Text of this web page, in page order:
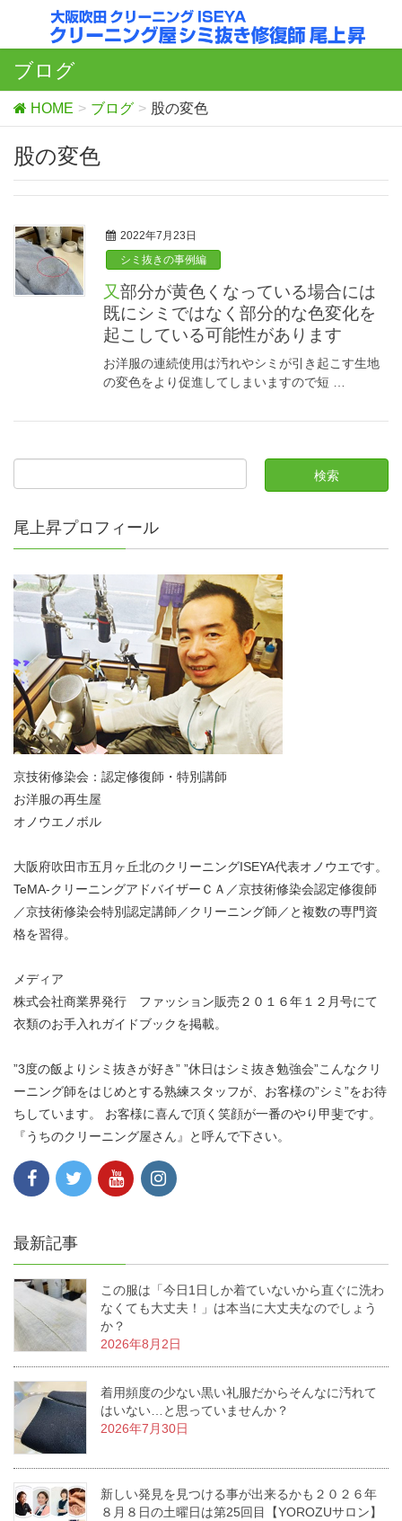
ブログ
HOME ブログ 股の変色
股の変色
2022年7月23日
シミ抜きの事例編
又部分が黄色くなっている場合には
既にシミではなく部分的な色変化を
起こしている可能性があります
お洋服の連続使用は汚れやシミが引き起こす生地
の変色をより促進してしまいますので短 …
尾上昇プロフィール
京技術修染会：認定修復師・特別講師
お洋服の再生屋
オノウエノボル
大阪府吹田市五月ヶ丘北のクリーニングISEYA代表オノウエです。
TeMA-クリーニングアドバイザーＣＡ／京技術修染会認定修復師
／京技術修染会特別認定講師／クリーニング師／と複数の専門資
格を習得。
メディア
株式会社商業界発行 ファッション販売２０１６年１２月号にて
衣類のお手入れガイドブックを掲載。
”3度の飯よりシミ抜きが好き” ”休日はシミ抜き勉強会”こんなクリ
ーニング師をはじめとする熟練スタッフが、お客様の”シミ”をお待
ちしています。 お客様に喜んで頂く笑顔が一番のやり甲斐です。
『うちのクリーニング屋さん』と呼んで下さい。
最新記事
この服は「今日1日しか着ていないから直ぐに洗わ
なくても大丈夫！」は本当に大丈夫なのでしょう
か？
2026年8月2日
着用頻度の少ない黒い礼服だからそんなに汚れて
はいない…と思っていませんか？
2026年7月30日
新しい発見を見つける事が出来るかも２０２６年
８月８日の土曜日は第25回目【YOROZUサロン】